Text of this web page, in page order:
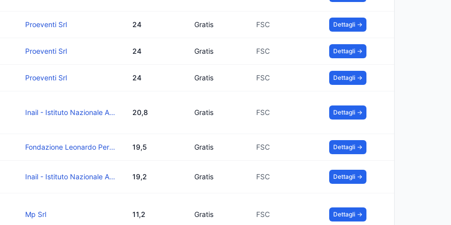
Proeventi Srl 24 Gratis FSC Dettagli →
Proeventi Srl 24 Gratis FSC Dettagli →
Proeventi Srl 24 Gratis FSC Dettagli →
Inail - Istituto Nazionale Assicurazione Infortuni Sul Lavoro 20,8 Gratis FSC Dettagli →
Fondazione Leonardo Per Le Scienze Mediche Ets 19,5 Gratis FSC Dettagli →
Inail - Istituto Nazionale Assicurazione Infortuni Sul Lavoro 19,2 Gratis FSC Dettagli →
Mp Srl 11,2 Gratis FSC Dettagli →